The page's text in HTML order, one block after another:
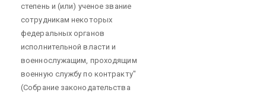
степень и (или) ученое звание
сотрудникам некоторых
федеральных органов
исполнительной власти и
военнослужащим, проходящим
военную службу по контракту"
(Собрание законодательства